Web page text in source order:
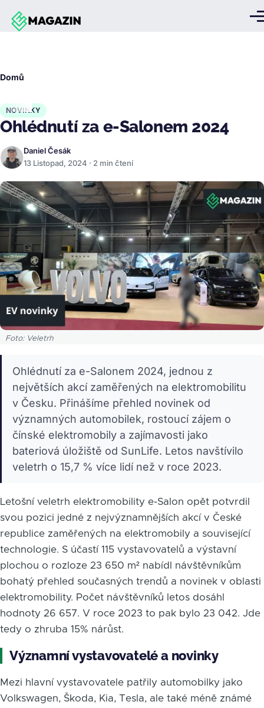
Přejít k hlavnímu obsahu
Domů
NOVINKY
Ohlédnutí za e-Salonem 2024
Daniel Česák
13 Listopad, 2024 · 2 min čtení
Foto: Veletrh
Ohlédnutí za e-Salonem 2024, jednou z
největších akcí zaměřených na elektromobilitu
v Česku. Přinášíme přehled novinek od
významných automobilek, rostoucí zájem o
čínské elektromobily a zajímavosti jako
bateriová úložiště od SunLife. Letos navštívilo
veletrh o 15,7 % více lidí než v roce 2023.
Letošní veletrh elektromobility e-Salon opět potvrdil
svou pozici jedné z nejvýznamnějších akcí v České
republice zaměřených na elektromobily a související
technologie. S účastí 115 vystavovatelů a výstavní
plochou o rozloze 23 650 m² nabídl návštěvníkům
bohatý přehled současných trendů a novinek v oblasti
elektromobility. Počet návštěvníků letos dosáhl
hodnoty 26 657. V roce 2023 to pak bylo 23 042. Jde
tedy o zhruba 15% nárůst.
Významní vystavovatelé a novinky
Mezi hlavní vystavovatele patřily automobilky jako
Volkswagen, Škoda, Kia, Tesla, ale také méně známé